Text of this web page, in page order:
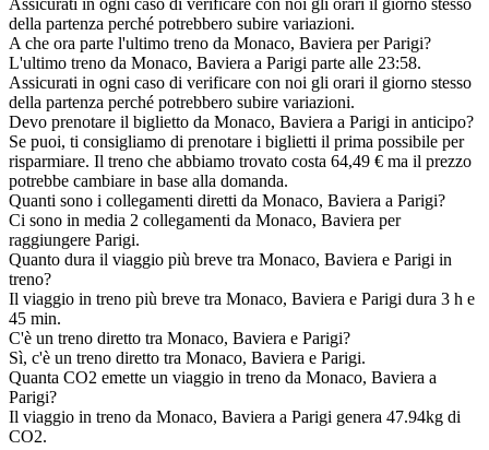
della partenza perché potrebbero subire variazioni.
A che ora parte l'ultimo treno da Monaco, Baviera per Parigi?
L'ultimo treno da Monaco, Baviera a Parigi parte alle 23:58.
Assicurati in ogni caso di verificare con noi gli orari il giorno stesso
della partenza perché potrebbero subire variazioni.
Devo prenotare il biglietto da Monaco, Baviera a Parigi in anticipo?
Se puoi, ti consigliamo di prenotare i biglietti il prima possibile per
risparmiare. Il treno che abbiamo trovato costa 64,49 € ma il prezzo
potrebbe cambiare in base alla domanda.
Quanti sono i collegamenti diretti da Monaco, Baviera a Parigi?
Ci sono in media 2 collegamenti da Monaco, Baviera per
raggiungere Parigi.
Quanto dura il viaggio più breve tra Monaco, Baviera e Parigi in
treno?
Il viaggio in treno più breve tra Monaco, Baviera e Parigi dura 3 h e
45 min.
C'è un treno diretto tra Monaco, Baviera e Parigi?
Sì, c'è un treno diretto tra Monaco, Baviera e Parigi.
Quanta CO2 emette un viaggio in treno da Monaco, Baviera a
Parigi?
Il viaggio in treno da Monaco, Baviera a Parigi genera 47.94kg di
CO2.